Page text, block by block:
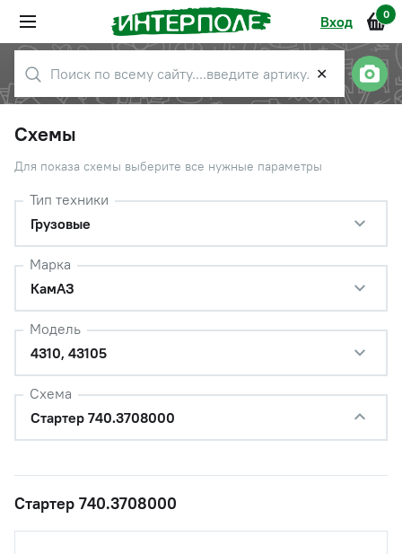
Вход 0
✕
Схемы
Для показа схемы выберите все нужные параметры
Тип техники
Грузовые
Марка
КамАЗ
Модель
4310, 43105
Схема
Стартер 740.3708000
Стартер 740.3708000